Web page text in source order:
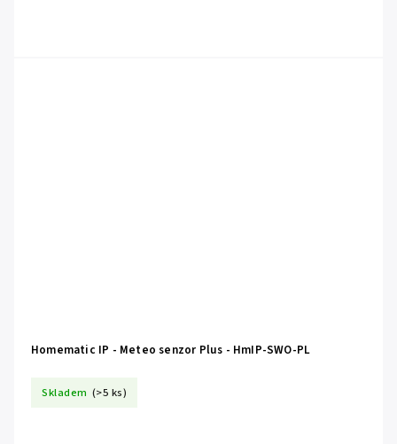
Homematic IP - Meteo senzor Plus - HmIP-SWO-PL
Skladem (>5 ks)